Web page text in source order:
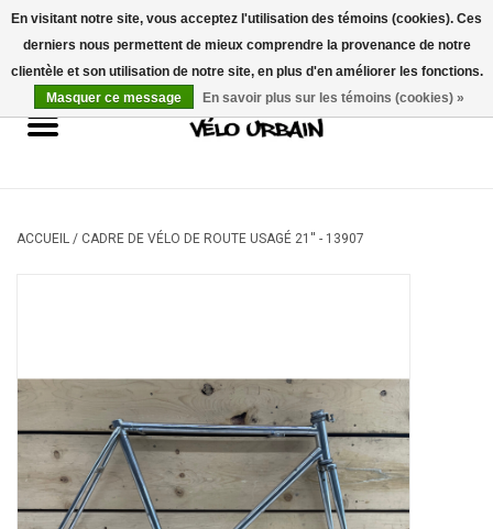
USD/CAD 0 Articles - 0,00$CA
Vélos neufs
Mécanique
Composantes
Marques
ACCUEIL / CADRE DE VÉLO DE ROUTE USAGÉ 21'' - 13907
En visitant notre site, vous acceptez l'utilisation des témoins (cookies). Ces
derniers nous permettent de mieux comprendre la provenance de notre
clientèle et son utilisation de notre site, en plus d'en améliorer les fonctions.
Masquer ce message
En savoir plus sur les témoins (cookies) »